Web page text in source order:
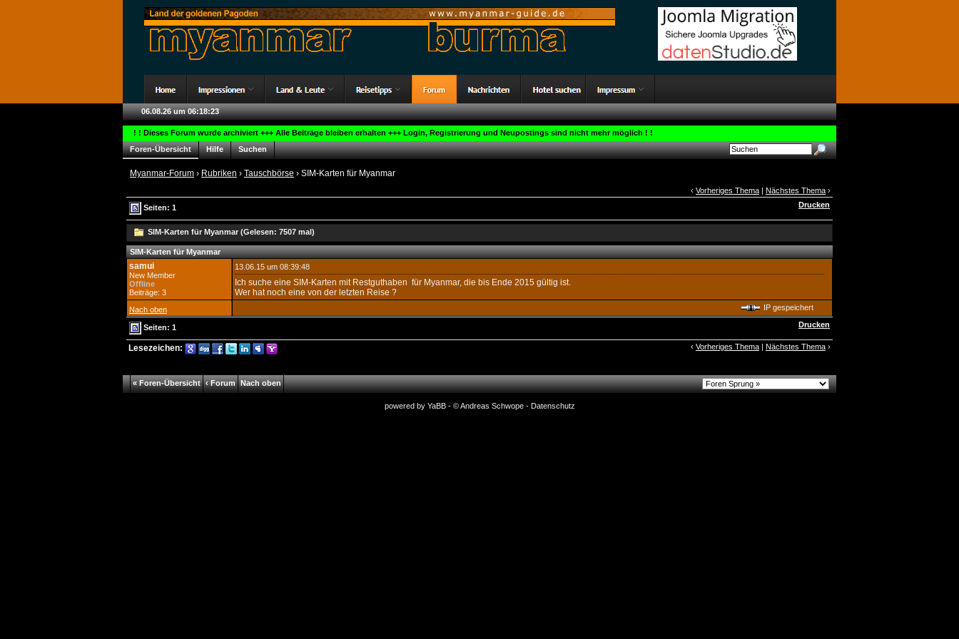
06.08.26 um 06:18:23
! ! Dieses Forum wurde archiviert +++ Alle Beiträge bleiben erhalten +++ Login, Registrierung und Neupostings sind nicht mehr möglich ! !
Foren-Übersicht
Hilfe Suchen
Myanmar-Forum › Rubriken › Tauschbörse › SIM-Karten für Myanmar
‹ Vorheriges Thema | Nächstes Thema ›
Seiten: 1
Drucken
SIM-Karten für Myanmar (Gelesen: 7507 mal)
SIM-Karten für Myanmar
samui
New Member
Offline
Beiträge: 3
13.06.15 um 08:39:48
Ich suche eine SIM-Karten mit Restguthaben für Myanmar, die bis Ende 2015 gültig ist.
Wer hat noch eine von der letzten Reise ?
Nach oben IP gespeichert
Seiten: 1 Drucken
Lesezeichen: ‹ Vorheriges Thema | Nächstes Thema ›
« Foren-Übersicht ‹ Forum Nach oben
powered by YaBB- © Andreas Schwope- Datenschutz